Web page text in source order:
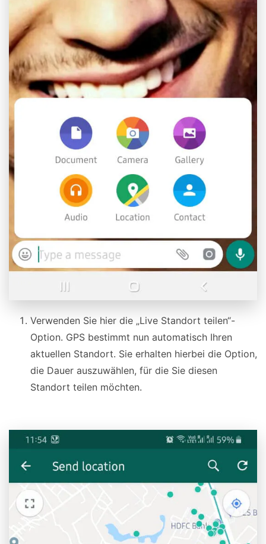
Verwenden Sie hier die „Live Standort teilen“-
Option. GPS bestimmt nun automatisch Ihren
aktuellen Standort. Sie erhalten hierbei die Option,
die Dauer auszuwählen, für die Sie diesen
Standort teilen möchten.